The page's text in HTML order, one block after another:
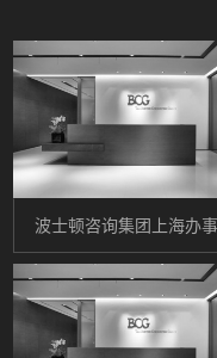
波士顿咨询集团上海办